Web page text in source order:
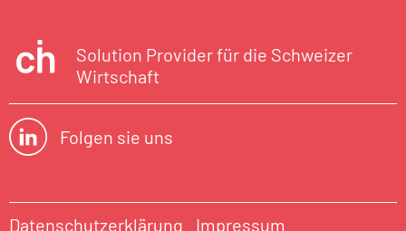
Solution Provider für die Schweizer
Wirtschaft
Folgen sie uns
Datenschutzerklärung Impressum